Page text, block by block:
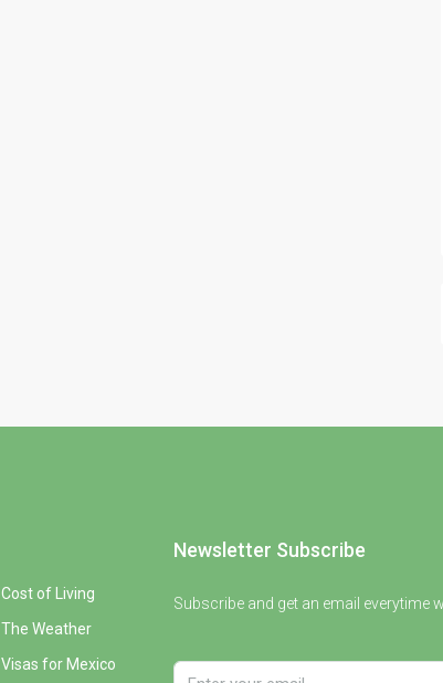
Cost of Living
The Weather
Visas for Mexico
Newsletter Subscribe
Subscribe and get an email everytime